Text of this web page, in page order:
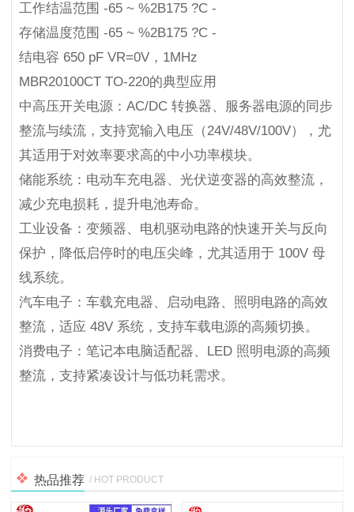
工作结温范围 -65 ~ %2B175 ?C -
存储温度范围 -65 ~ %2B175 ?C -
结电容 650 pF VR=0V，1MHz
MBR20100CT TO-220的典型应用
中高压开关电源：AC/DC 转换器、服务器电源的同步
整流与续流，支持宽输入电压（24V/48V/100V），尤
其适用于对效率要求高的中小功率模块。
储能系统：电动车充电器、光伏逆变器的高效整流，
减少充电损耗，提升电池寿命。
工业设备：变频器、电机驱动电路的快速开关与反向
保护，降低启停时的电压尖峰，尤其适用于 100V 母
线系统。
汽车电子：车载充电器、启动电路、照明电路的高效
整流，适应 48V 系统，支持车载电源的高频切换。
消费电子：笔记本电脑适配器、LED 照明电源的高频
整流，支持紧凑设计与低功耗需求。
热品推荐 / HOT PRODUCT